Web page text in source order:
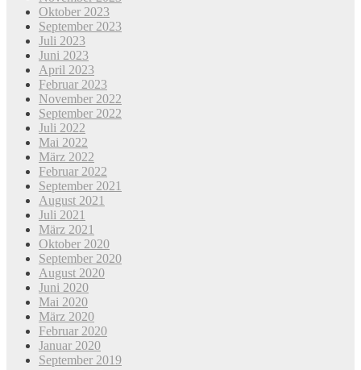
Oktober 2023
September 2023
Juli 2023
Juni 2023
April 2023
Februar 2023
November 2022
September 2022
Juli 2022
Mai 2022
März 2022
Februar 2022
September 2021
August 2021
Juli 2021
März 2021
Oktober 2020
September 2020
August 2020
Juni 2020
Mai 2020
März 2020
Februar 2020
Januar 2020
September 2019